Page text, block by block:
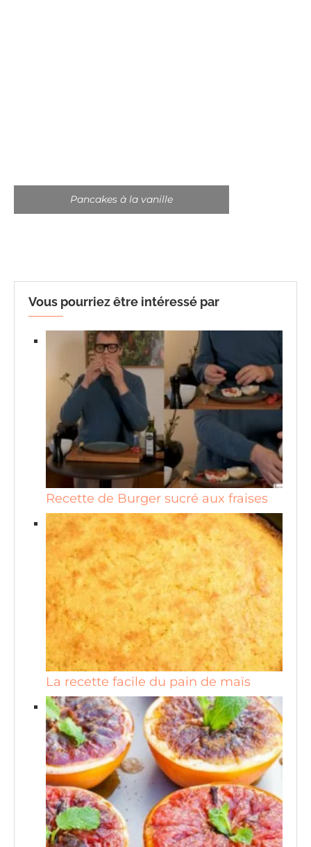
Pancakes à la vanille
Vous pourriez être intéressé par
Recette de Burger sucré aux fraises
La recette facile du pain de maïs